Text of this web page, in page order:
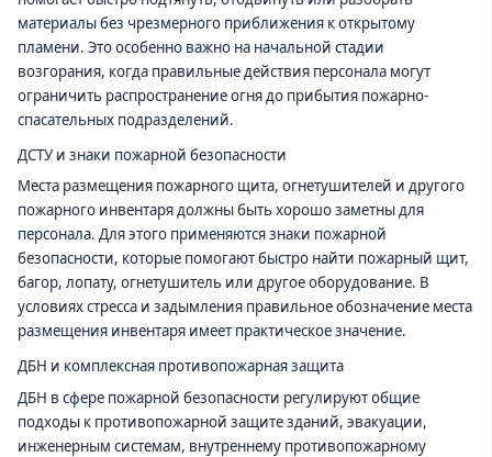
материалы без чрезмерного приближения к открытому
пламени. Это особенно важно на начальной стадии
возгорания, когда правильные действия персонала могут
ограничить распространение огня до прибытия пожарно-
спасательных подразделений.
ДСТУ и знаки пожарной безопасности
Места размещения пожарного щита, огнетушителей и другого
пожарного инвентаря должны быть хорошо заметны для
персонала. Для этого применяются знаки пожарной
безопасности, которые помогают быстро найти пожарный щит,
багор, лопату, огнетушитель или другое оборудование. В
условиях стресса и задымления правильное обозначение места
размещения инвентаря имеет практическое значение.
ДБН и комплексная противопожарная защита
ДБН в сфере пожарной безопасности регулируют общие
подходы к противопожарной защите зданий, эвакуации,
инженерным системам, внутреннему противопожарному